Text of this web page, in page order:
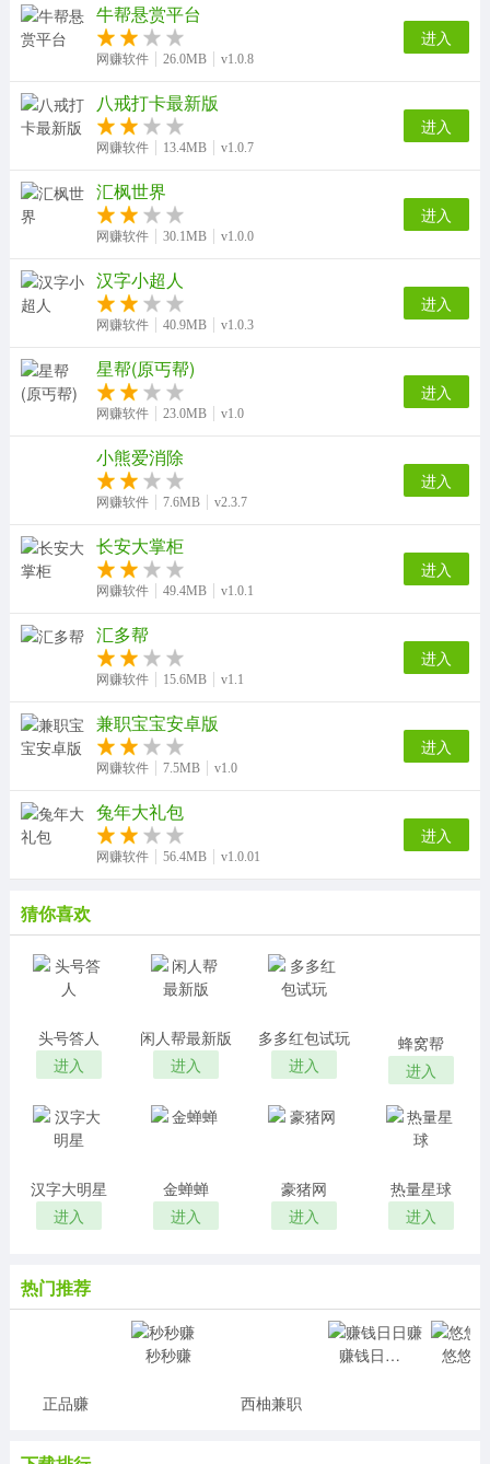
牛帮悬赏平台
网赚软件 26.0MB v1.0.8
进入
八戒打卡最新版
网赚软件 13.4MB v1.0.7
进入
汇枫世界
网赚软件 30.1MB v1.0.0
进入
汉字小超人
网赚软件 40.9MB v1.0.3
进入
星帮(原丐帮)
网赚软件 23.0MB v1.0
进入
小熊爱消除
网赚软件 7.6MB v2.3.7
进入
长安大掌柜
网赚软件 49.4MB v1.0.1
进入
汇多帮
网赚软件 15.6MB v1.1
进入
兼职宝宝安卓版
网赚软件 7.5MB v1.0
进入
兔年大礼包
网赚软件 56.4MB v1.0.01
进入
猜你喜欢
头号答人
进入
闲人帮最新版
进入
多多红包试玩
进入
蜂窝帮
进入
汉字大明星
进入
金蝉蝉
进入
豪猪网
进入
热量星球
进入
热门推荐
正品赚
秒秒赚
西柚兼职
赚钱日日赚